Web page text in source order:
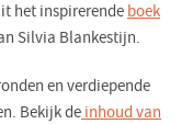
het inspirerende boek
Silvia Blankestijn.
en verdiepende
Bekijk de inhoud van